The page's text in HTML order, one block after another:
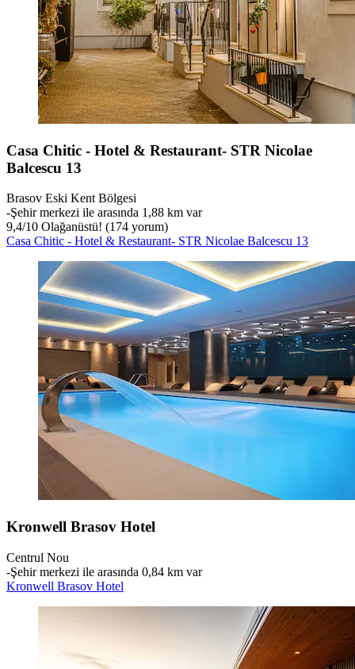
Casa Chitic - Hotel & Restaurant- STR Nicolae
Balcescu 13
Brasov Eski Kent Bölgesi
‐Şehir merkezi ile arasında 1,88 km var
9,4/10 Olağanüstü! (174 yorum)
Casa Chitic - Hotel & Restaurant- STR Nicolae Balcescu 13
Kronwell Brasov Hotel
Centrul Nou
‐Şehir merkezi ile arasında 0,84 km var
Kronwell Brasov Hotel